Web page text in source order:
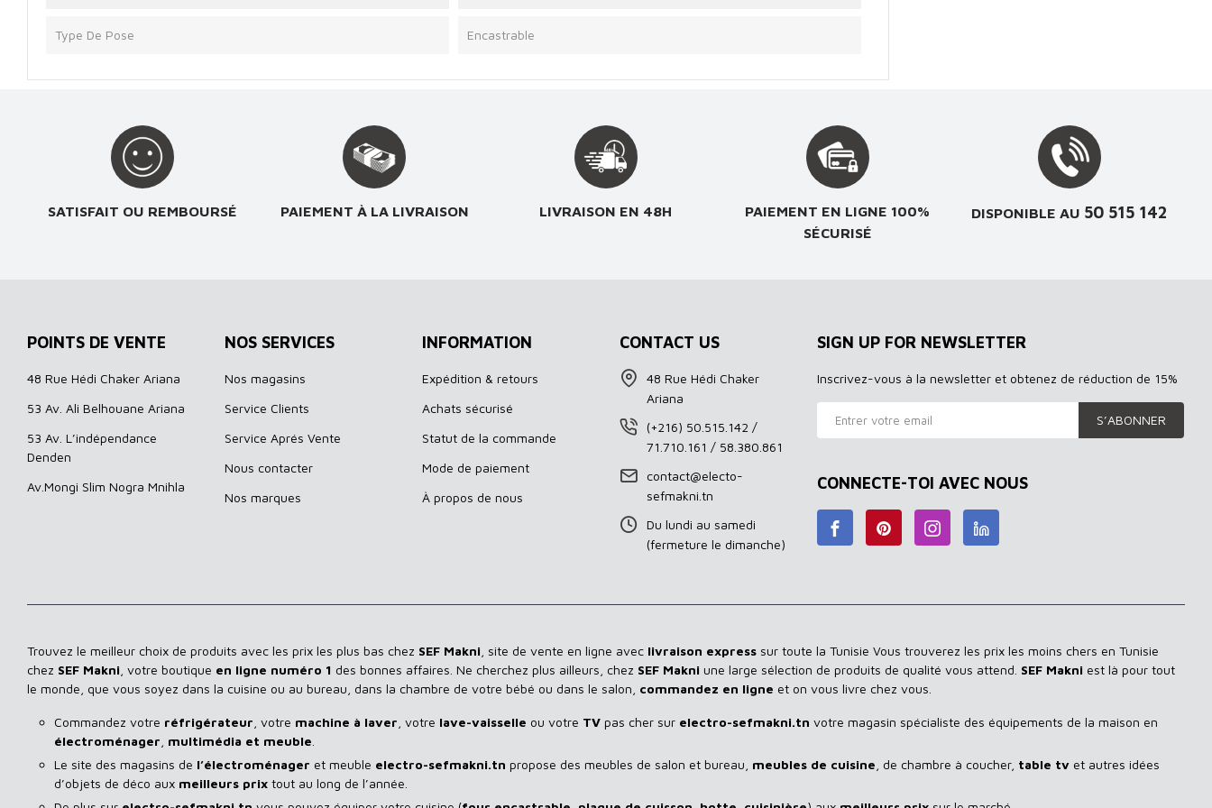
Type De Pose Encastrable
SATISFAIT OU REMBOURSÉ PAIEMENT À LA LIVRAISON LIVRAISON EN 48H
PAIEMENT EN LIGNE 100%
SÉCURISÉ
DISPONIBLE AU 50 515 142
POINTS DE VENTE
48 Rue Hédi Chaker Ariana
53 Av. Ali Belhouane Ariana
53 Av. L’indépendance
Denden
Av.Mongi Slim Nogra Mnihla
NOS SERVICES
Nos magasins
Service Clients
Service Aprés Vente
Nous contacter
Nos marques
INFORMATION
Expédition & retours
Achats sécurisé
Statut de la commande
Mode de paiement
À propos de nous
CONTACT US
48 Rue Hédi Chaker
Ariana
(+216) 50.515.142 /
71.710.161 / 58.380.861
contact@electo-
sefmakni.tn
Du lundi au samedi
(fermeture le dimanche)
SIGN UP FOR NEWSLETTER
Inscrivez-vous à la newsletter et obtenez de réduction de 15%
S’ABONNER
CONNECTE-TOI AVEC NOUS
Trouvez le meilleur choix de produits avec les prix les plus bas chez SEF Makni , site de vente en ligne avec livraison express sur toute la Tunisie Vous trouverez les prix les moins chers en Tunisie
chez SEF Makni , votre boutique en ligne numéro 1 des bonnes affaires. Ne cherchez plus ailleurs, chez SEF Makni une large sélection de produits de qualité vous attend. SEF Makni est là pour tout
le monde, que vous soyez dans la cuisine ou au bureau, dans la chambre de votre bébé ou dans le salon, commandez en ligne et on vous livre chez vous.
Commandez votre réfrigérateur , votre machine à laver , votre lave-vaisselle ou votre TV pas cher sur electro-sefmakni.tn votre magasin spécialiste des équipements de la maison en
électroménager multimédia et meuble
Le site des magasins de l’électroménager et meuble electro-sefmakni.tn propose des meubles de salon et bureau, meubles de cuisine , de chambre à coucher, table tv et autres idées
d’objets de déco aux meilleurs prix tout au long de l’année.